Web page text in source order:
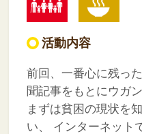
活動内容
前回、一番心に残っ
聞記事をもとにウガ
まずは貧困の現状を
い、
インターネット